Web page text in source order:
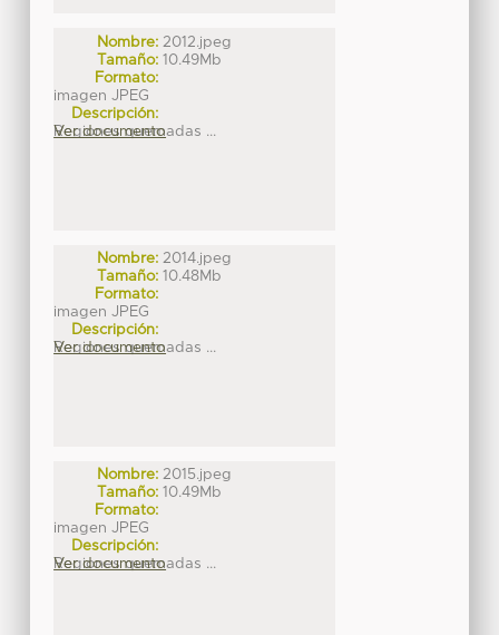
Nombre: 2012.jpeg
Tamaño: 10.49Mb
Formato:
imagen JPEG
Descripción:
Regiones quemadas ...
Ver documento
Nombre: 2014.jpeg
Tamaño: 10.48Mb
Formato:
imagen JPEG
Descripción:
Regiones quemadas ...
Ver documento
Nombre: 2015.jpeg
Tamaño: 10.49Mb
Formato:
imagen JPEG
Descripción:
Regiones quemadas ...
Ver documento